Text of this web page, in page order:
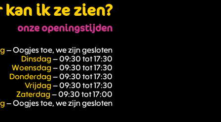
kan ik ze zien?
onze openingstijden
– Oogjes toe, we zijn gesloten
Dinsdag – 09:30 tot 17:30
Woensdag – 09:30 tot 17:30
Donderdag – 09:30 tot 17:30
Vrijdag – 09:30 tot 17:30
Zaterdag – 09:30 tot 17:00
– Oogjes toe, we zijn gesloten